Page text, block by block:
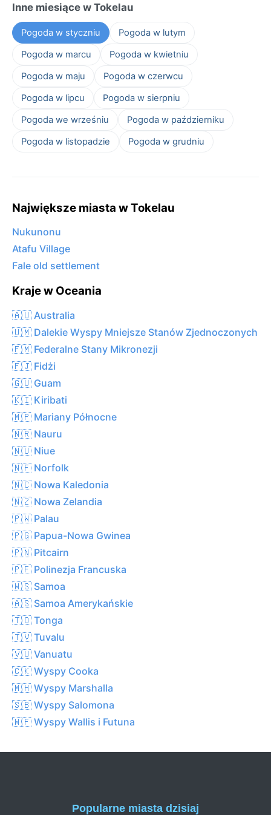
Inne miesiące w Tokelau
Pogoda w styczniu
Pogoda w lutym
Pogoda w marcu
Pogoda w kwietniu
Pogoda w maju
Pogoda w czerwcu
Pogoda w lipcu
Pogoda w sierpniu
Pogoda we wrześniu
Pogoda w październiku
Pogoda w listopadzie
Pogoda w grudniu
Największe miasta w Tokelau
Nukunonu
Atafu Village
Fale old settlement
Kraje w Oceania
🇦🇺 Australia
🇺🇲 Dalekie Wyspy Mniejsze Stanów Zjednoczonych
🇫🇲 Federalne Stany Mikronezji
🇫🇯 Fidżi
🇬🇺 Guam
🇰🇮 Kiribati
🇲🇵 Mariany Północne
🇳🇷 Nauru
🇳🇺 Niue
🇳🇫 Norfolk
🇳🇨 Nowa Kaledonia
🇳🇿 Nowa Zelandia
🇵🇼 Palau
🇵🇬 Papua-Nowa Gwinea
🇵🇳 Pitcairn
🇵🇫 Polinezja Francuska
🇼🇸 Samoa
🇦🇸 Samoa Amerykańskie
🇹🇴 Tonga
🇹🇻 Tuvalu
🇻🇺 Vanuatu
🇨🇰 Wyspy Cooka
🇲🇭 Wyspy Marshalla
🇸🇧 Wyspy Salomona
🇼🇫 Wyspy Wallis i Futuna
Popularne miasta dzisiaj